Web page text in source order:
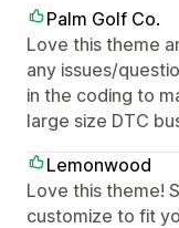
Palm Golf Co.
Love this theme
any issues/
in the coding to
large size DTC
Lemonwood
Love this theme!
customize to fit